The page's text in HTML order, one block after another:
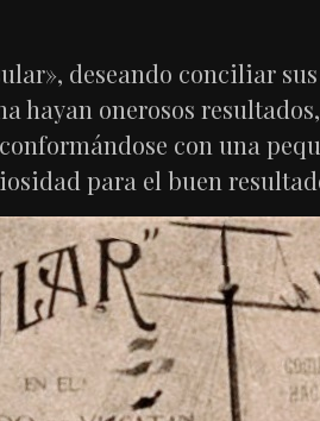
deseando conciliar
hayan onerosos
con una
para el buen